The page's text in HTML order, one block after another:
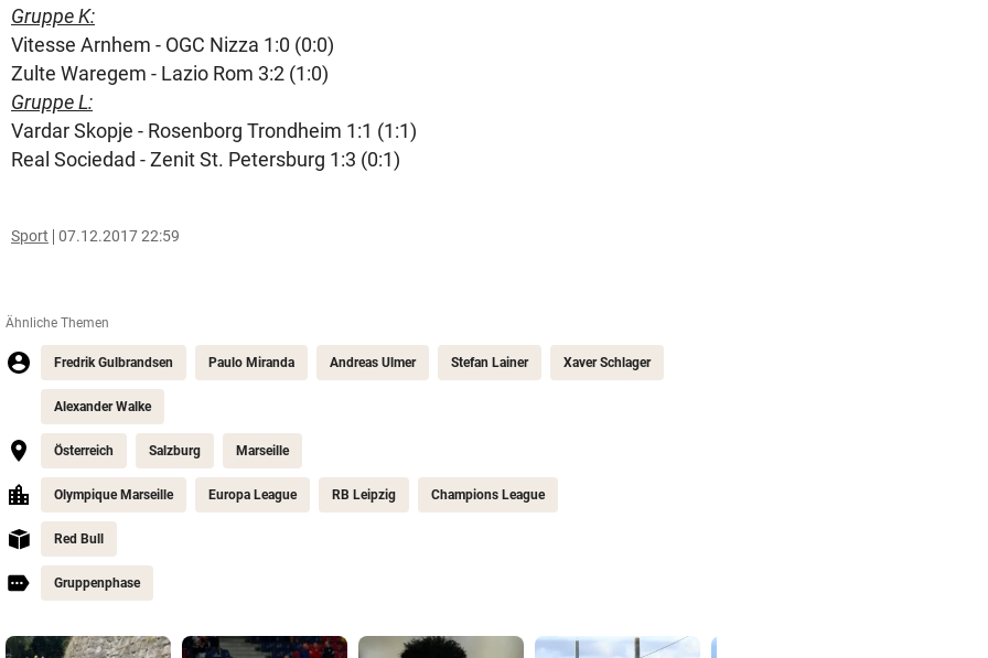
Gruppe K:
Vitesse Arnhem - OGC Nizza 1:0 (0:0)
Zulte Waregem - Lazio Rom 3:2 (1:0)
Gruppe L:
Vardar Skopje - Rosenborg Trondheim 1:1 (1:1)
Real Sociedad - Zenit St. Petersburg 1:3 (0:1)
Sport 07.12.2017 22:59
Ähnliche Themen
Fredrik Gulbrandsen Paulo Miranda Andreas Ulmer Stefan Lainer Xaver Schlager
Alexander Walke
Österreich Salzburg Marseille
Olympique Marseille Europa League RB Leipzig Champions League
Red Bull
Gruppenphase